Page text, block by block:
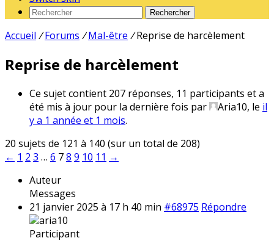
Rechercher
Accueil / Forums / Mal-être / Reprise de harcèlement
Reprise de harcèlement
Ce sujet contient 207 réponses, 11 participants et a
été mis à jour pour la dernière fois par
Aria10, le il
y a 1 année et 1 mois.
20 sujets de 121 à 140 (sur un total de 208)
← 1 2 3 … 6 78 9 10 11 →
Auteur
Messages
21 janvier 2025 à 17 h 40 min #68975 Répondre
aria10
Participant